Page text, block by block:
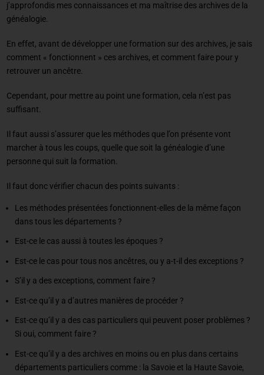
j’approfondis mes connaissances et ma maîtrise des archives de la
généalogie.
En effet, avant de développer une formation sur des archives, je sais
comment « fonctionnent » ces archives, et comment faire pour y
retrouver un ancêtre.
Cependant, pour mettre au point une formation, cela n’est pas
suffisant.
Il faut aussi s’assurer que les méthodes que l’on présente vont
marcher à tous les coups, quelle que soit la généalogie d’une
personne qui suit la formation.
Il faut donc vérifier chacun des points suivants :
Les méthodes présentées fonctionnent-elles de la même façon
dans tous les départements ?
Est-ce le cas aussi à toutes les époques ?
Est-ce le cas pour tous nos ancêtres, ou y a-t-il des exceptions ?
S’il y a des exceptions, comment faire ?
Est-ce qu’il y a d’autres manières de procéder ?
Est-ce qu’il y a des cas particuliers qui peuvent poser problèmes ?
Si oui, comment faire ?
Est-ce qu’il y a des archives en moins ou en plus dans certains
départements particuliers comme : la Savoie et la Haute Savoie,